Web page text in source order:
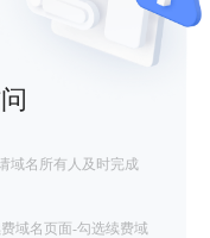
域名所有人及时完成
域名页面-勾选续费域